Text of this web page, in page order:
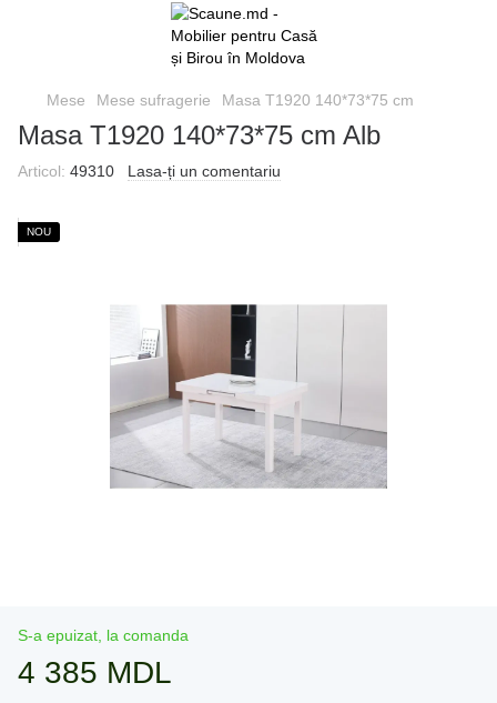
Mese Mese sufragerie Masa T1920 140*73*75 cm
Masa T1920 140*73*75 cm Alb
Articol: 49310 Lasa-ți un comentariu
NOU
S-a epuizat, la comanda
4 385 MDL